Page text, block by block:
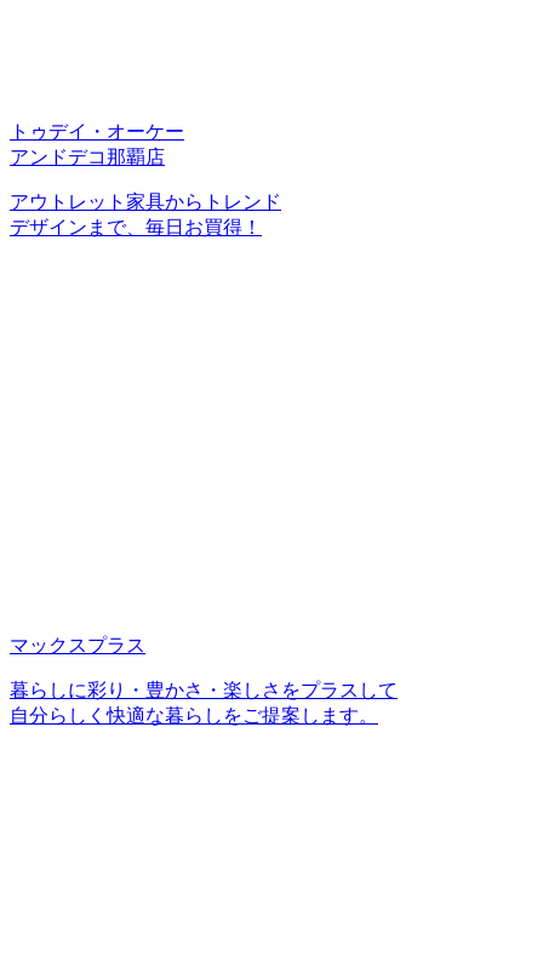
トゥデイ・オーケー
アンドデコ那覇店
アウトレット家具からトレンド
デザインまで、毎日お買得！
マックスプラス
暮らしに彩り・豊かさ・楽しさをプラスして
自分らしく快適な暮らしをご提案します。